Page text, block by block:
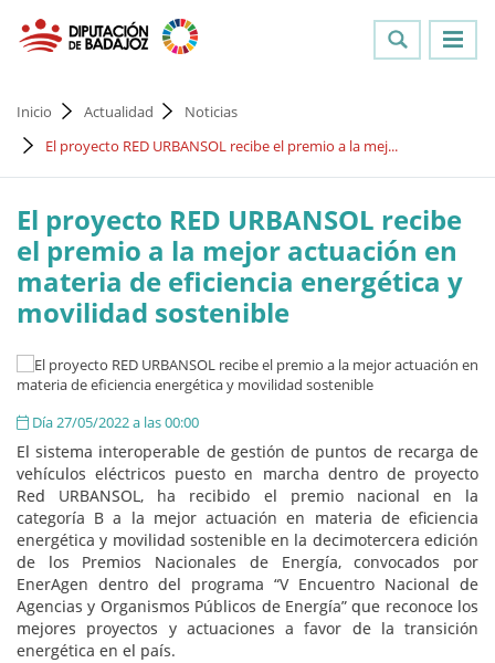
Inicio Actualidad
Noticias
El proyecto RED URBANSOL recibe el premio a la mej...
El proyecto RED URBANSOL recibe
el premio a la mejor actuación en
materia de eficiencia energética y
movilidad sostenible
Día 27/05/2022 a las 00:00
El sistema interoperable de gestión de puntos de recarga de
vehículos eléctricos puesto en marcha dentro de proyecto
Red URBANSOL, ha recibido el premio nacional en la
categoría B a la mejor actuación en materia de eficiencia
energética y movilidad sostenible en la decimotercera edición
de los Premios Nacionales de Energía, convocados por
EnerAgen dentro del programa “V Encuentro Nacional de
Agencias y Organismos Públicos de Energía” que reconoce los
mejores proyectos y actuaciones a favor de la transición
energética en el país.